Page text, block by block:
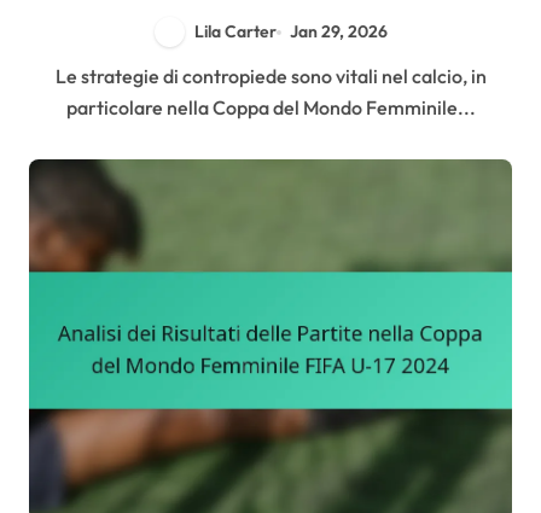
Lila Carter Jan 29, 2026
Le strategie di contropiede sono vitali nel calcio, in
particolare nella Coppa del Mondo Femminile...